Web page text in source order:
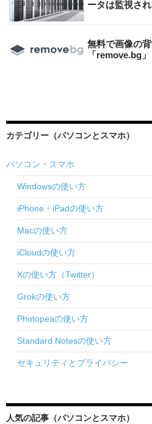
ータは監視さ
無料で画像の
「remove.bg」
カテゴリー（パソコンとスマホ）
パソコン・スマホ
Windowsの使い方
iPhone・iPadの使い方
Macの使い方
iCloudの使い方
Xの使い方（Twitter）
Grokの使い方
Photopeaの使い方
Standard Notesの使い方
セキュリティとプライバシー
人気の記事（パソコンとスマホ）